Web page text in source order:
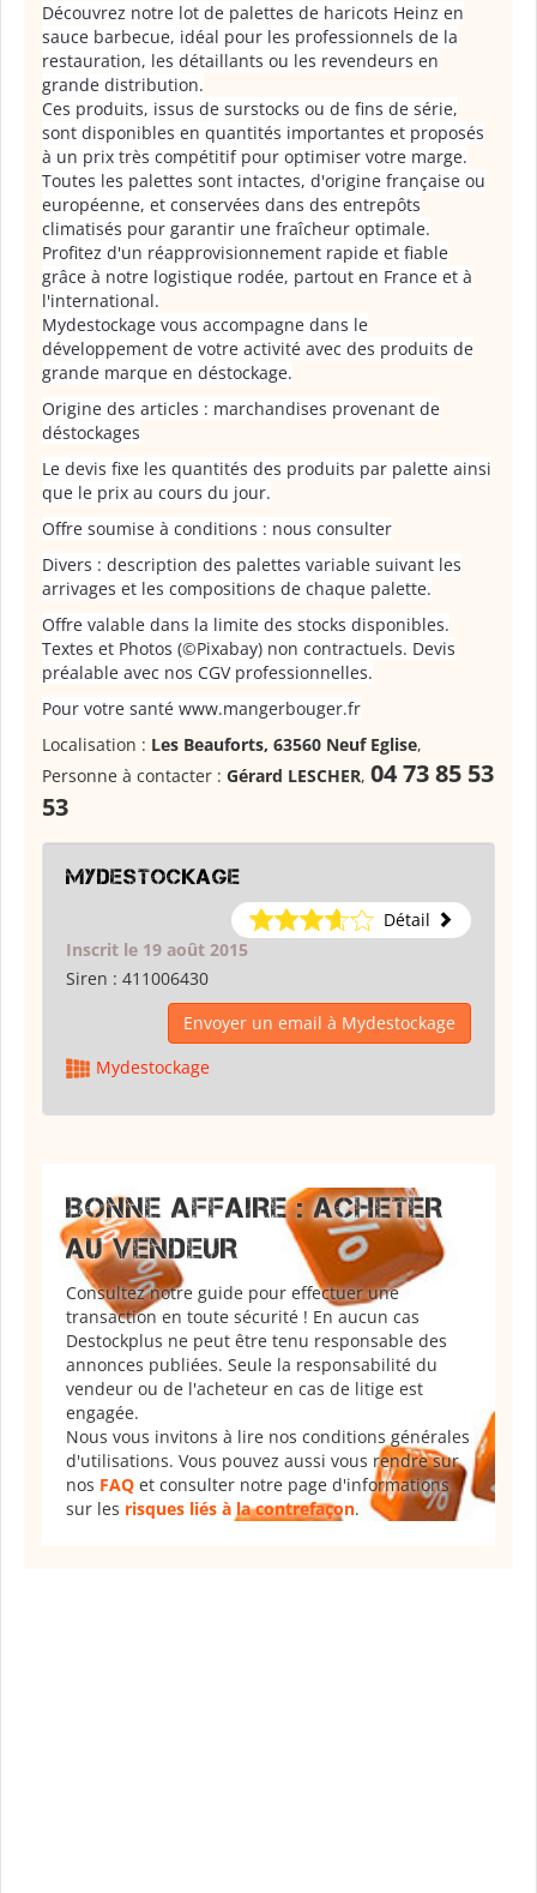
Découvrez notre lot de palettes de haricots Heinz en
sauce barbecue, idéal pour les professionnels de la
restauration, les détaillants ou les revendeurs en
grande distribution.
Ces produits, issus de surstocks ou de fins de série,
sont disponibles en quantités importantes et proposés
à un prix très compétitif pour optimiser votre marge.
Toutes les palettes sont intactes, d'origine française ou
européenne, et conservées dans des entrepôts
climatisés pour garantir une fraîcheur optimale.
Profitez d'un réapprovisionnement rapide et fiable
grâce à notre logistique rodée, partout en France et à
l'international.
Mydestockage vous accompagne dans le
développement de votre activité avec des produits de
grande marque en déstockage.
Origine des articles : marchandises provenant de
déstockages
Le devis fixe les quantités des produits par palette ainsi
que le prix au cours du jour.
Offre soumise à conditions : nous consulter
Divers : description des palettes variable suivant les
arrivages et les compositions de chaque palette.
Offre valable dans la limite des stocks disponibles.
Textes et Photos (©Pixabay) non contractuels. Devis
préalable avec nos CGV professionnelles.
Pour votre santé www.mangerbouger.fr
Localisation : Les Beauforts, 63560 Neuf Eglise,
Personne à contacter : Gérard LESCHER, 04 73 85 53
53
Mydestockage
Détail
Inscrit le 19 août 2015
Siren : 411006430
Envoyer un email à Mydestockage
Mydestockage
BONNE AFFAIRE : ACHETER
AU VENDEUR
Consultez notre guide pour effectuer une
transaction en toute sécurité ! En aucun cas
Destockplus ne peut être tenu responsable des
annonces publiées. Seule la responsabilité du
vendeur ou de l'acheteur en cas de litige est
engagée.
Nous vous invitons à lire nos conditions générales
d'utilisations. Vous pouvez aussi vous rendre sur
nos FAQ et consulter notre page d'informations
sur les risques liés à la contrefaçon.